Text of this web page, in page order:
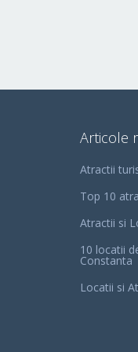
Articole
Atractii
Top 10
Atractii si
10 locatii
Constanta
Locatii si